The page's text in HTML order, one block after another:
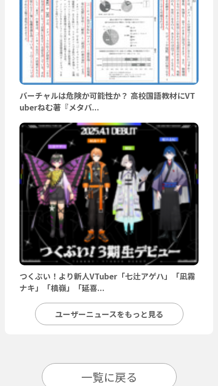
バーチャルは危険か可能性か？ 高校国語教材にVT
uberねむ著『メタバ...
つくぶい！より新人VTuber「七辻アゲハ」「凪霧
ナキ」「槙嶺」「延喜...
ユーザーニュースをもっと見る
一覧に戻る